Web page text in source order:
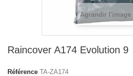
Agrandir l'image
Raincover A174 Evolution 9
Référence TA-ZA174